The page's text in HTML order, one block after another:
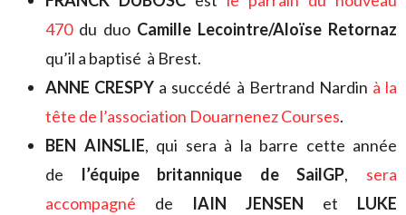
470du duo Camille Lecointre/Aloïse Retornaz
qu’il a baptisé à Brest.
ANNE CRESPY a succédé à Bertrand Nardin à la
tête de l’association Douarnenez Courses.
BEN AINSLIE, qui sera à la barre cette année
de l’équipe britannique de SailGP, sera
accompagné de IAIN JENSEN et LUKE